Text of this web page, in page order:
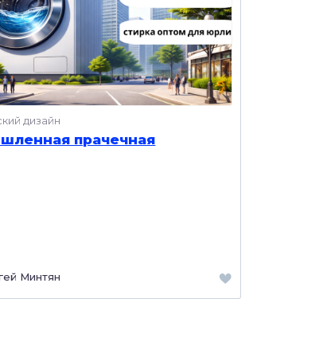
дизайн
прачечная
Минтян